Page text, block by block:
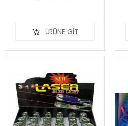
ÜRÜNE GIT